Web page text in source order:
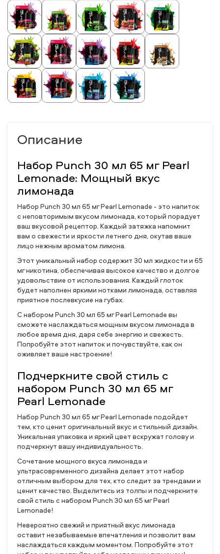
Описание
Набор Punch 30 мл 65 мг Pearl
Lemonade: Мощный вкус
лимонада
Набор Punch 30 мл 65 мг Pearl Lemonade - это напиток
с неповторимым вкусом лимонада, который порадует
ваш вкусовой рецептор. Каждый затяжка напомнит
вам о свежести и яркости летнего дня, окутав ваше
лицо нежным ароматом лимона.
Этот уникальный набор содержит 30 мл жидкости и 65
мг никотина, обеспечивая высокое качество и долгое
удовольствие от использования. Каждый глоток
будет наполнен яркими нотками лимонада, оставляя
приятное послевкусие на губах.
С набором Punch 30 мл 65 мг Pearl Lemonade вы
сможете наслаждаться мощным вкусом лимонада в
любое время дня, даря себе энергию и свежесть.
Попробуйте этот напиток и почувствуйте, как он
оживляет ваше настроение!
Подчеркните свой стиль с
набором Punch 30 мл 65 мг
Pearl Lemonade
Набор Punch 30 мл 65 мг Pearl Lemonade подойдет
тем, кто ценит оригинальный вкус и стильный дизайн.
Уникальная упаковка и яркий цвет вскружат голову и
подчеркнут вашу индивидуальность.
Сочетание мощного вкуса лимонада и
ультрасовременного дизайна делает этот набор
отличным выбором для тех, кто следит за трендами и
ценит качество. Выделитесь из толпы и подчеркните
свой стиль с набором Punch 30 мл 65 мг Pearl
Lemonade!
Невероятно свежий и приятный вкус лимонада
оставит незабываемые впечатления и позволит вам
наслаждаться каждым моментом. Попробуйте этот